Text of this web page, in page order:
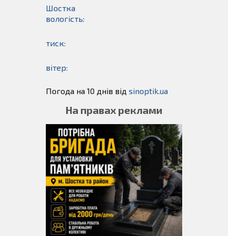
Шостка
вологість:
тиск:
вітер:
Погода на 10 днів від sinoptik.ua
На правах реклами